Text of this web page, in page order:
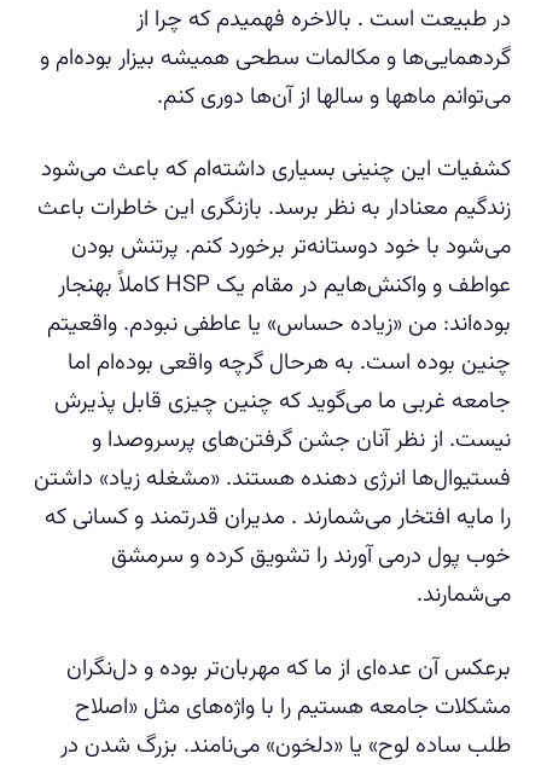
در طبیعت است ‌. بالاخره فهمیدم که چرا از
گردهمایی‌ها و مکالمات سطحی همیشه بیزار بوده‌ام و
می‌توانم ماهها و سالها از آن‌ها دوری کنم.
کشفیات این چنینی بسیاری داشته‌ام که باعث می‌شود
زندگیم معنادار به نظر برسد. بازنگری این خاطرات باعث
می‌شود با خود دوستانه‌تر برخورد کنم. پرتنش بودن
عواطف و واکنش‌هایم در مقام یک HSP کاملاً بهنجار
بوده‌اند: من «زیاده حساس» یا عاطفی نبودم. واقعیتم
چنین بوده است. به هرحال گرچه واقعی بوده‌ام اما
جامعه غربی ما می‌گوید که چنین چیزی قابل پذیرش
نیست. از نظر آنان جشن گرفتن‌های پرسروصدا و
فستیوال‌ها انرژی دهنده هستند. «مشغله زیاد» داشتن
را مایه افتخار می‌شمارند ‌. مدیران قدرتمند و کسانی که
خوب پول درمی آورند را تشویق کرده و سرمشق
می‌شمارند.
برعکس آن عده‌ای از ما که مهربان‌تر بوده و دل‌نگران
مشکلات جامعه هستیم را با واژه‌های مثل «اصلاح
طلب ساده لوح» یا «دلخون» می‌نامند. بزرگ شدن در